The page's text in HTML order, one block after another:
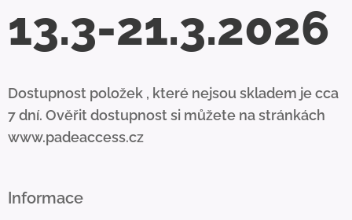
13.3-21.3.2026
Dostupnost položek , které nejsou skladem je cca
7 dní. Ověřit dostupnost si můžete na stránkách
www.padeaccess.cz
Informace